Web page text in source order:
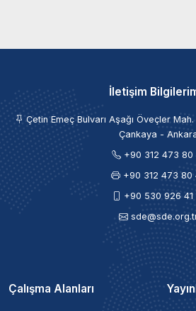
İletişim
Çetin Emeç Bulvarı Aşağı Öveçler
Çankaya -
+90 312 473 80
+90 312 473 80
+90 530 926 41
Çalışma Alanları